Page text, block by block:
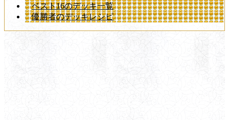
ベスト16のデッキ一覧
優勝者のデッキレシピ